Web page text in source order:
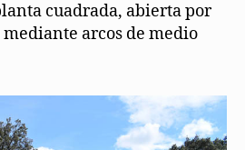
cuadrada, abierta por
mediante arcos de medio